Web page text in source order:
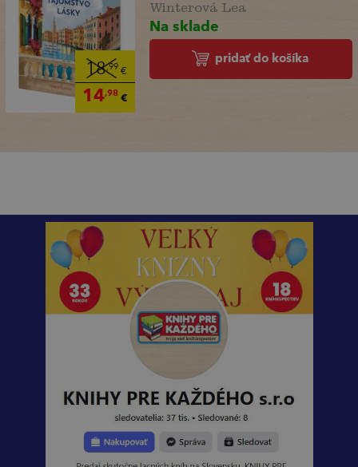
18,99 €
14,98€
Winterová Lea
Na sklade
pridať do košíka